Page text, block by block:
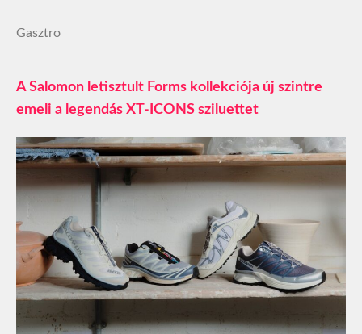
Gasztro
A Salomon letisztult Forms kollekciója új szintre
emeli a legendás XT-ICONS sziluettet